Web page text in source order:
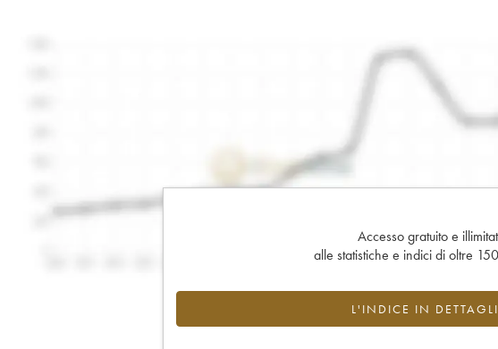
Accesso gratuito e
alle statistiche e indici di oltre
L'INDICE IN